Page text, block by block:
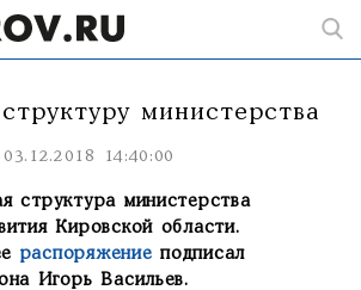
министерства
03.12.2018 14:40:00
структура министерства
Кировской области.
распоряжениеподписал
Игорь Васильев.